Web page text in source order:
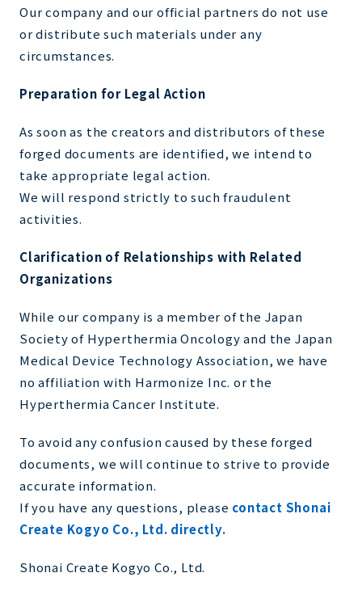
Our company and our official partners do not use
or distribute such materials under any
circumstances.
Preparation for Legal Action
As soon as the creators and distributors of these
forged documents are identified, we intend to
take appropriate legal action.
We will respond strictly to such fraudulent
activities.
Clarification of Relationships with Related
Organizations
While our company is a member of the Japan
Society of Hyperthermia Oncology and the Japan
Medical Device Technology Association, we have
no affiliation with Harmonize Inc. or the
Hyperthermia Cancer Institute.
To avoid any confusion caused by these forged
documents, we will continue to strive to provide
accurate information.
If you have any questions, please contact Shonai
Create Kogyo Co., Ltd. directly.
Shonai Create Kogyo Co., Ltd.